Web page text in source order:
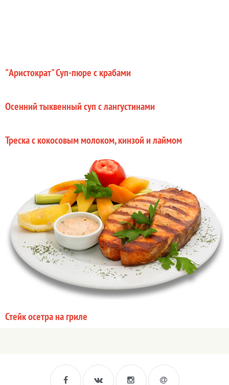
"Аристократ" Суп-пюре с крабами
Осенний тыквенный суп с лангустинами
Треска с кокосовым молоком, кинзой и лаймом
Стейк осетра на гриле